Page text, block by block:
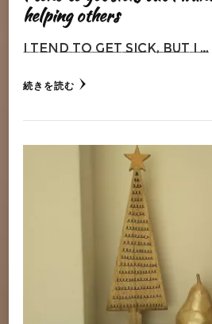
helping others
I tend to get sick, but I …
続きを読む